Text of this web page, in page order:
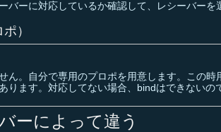
バーに対応しているか確認して、レシーバーを
）
ん。自分で専用のプロポを用意します。この時
ります。対応してない場合、bindはできないの
ーによって違う